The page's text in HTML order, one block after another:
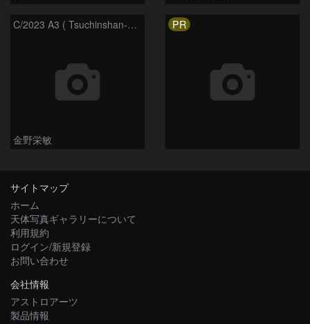
C/2023 A3 ( Tsuchinshan-ATLAS )
金野栄敏
PR
サイトマップ
ホーム
天体写真ギャラリーについて
利用規約
ログイン/新規登録
お問い合わせ
会社情報
アストロアーツ
製品情報